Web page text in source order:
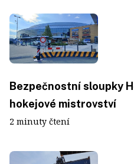
Bezpečnostní sloupky
hokejové mistrovství
2 minuty čtení